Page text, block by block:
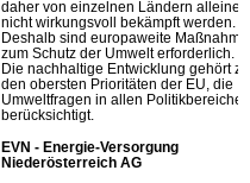
daher von einzelnen Ländern alleine
nicht wirkungsvoll bekämpft werden.
Deshalb sind europaweite
zum Schutz der Umwelt erforderlich.
Die nachhaltige Entwicklung gehört zu
den obersten Prioritäten der EU, die
Umweltfragen in allen Politikbereichen
berücksichtigt.
EVN - Energie-Versorgung
Niederösterreich AG